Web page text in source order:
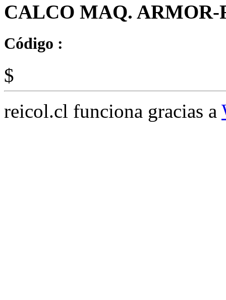
CALCO MAQ.
Código :
$
reicol.cl funciona gracias a